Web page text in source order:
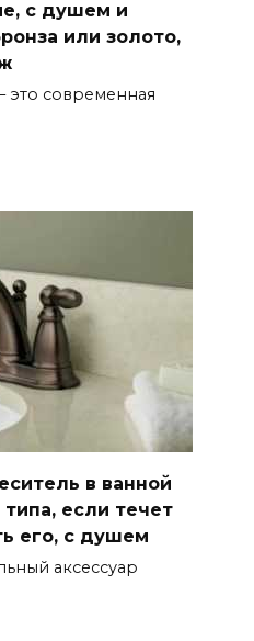
с душем и
или золото,
это современная
в ванной
если течет
его, с душем
аксессуар